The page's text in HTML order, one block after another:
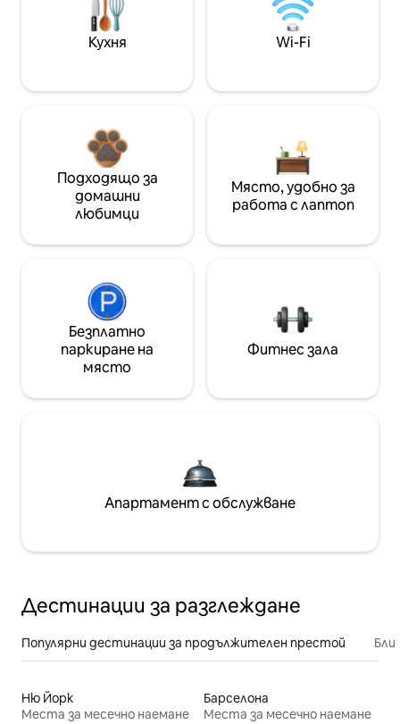
Кухня Wi-Fi
Подходящо за
домашни
любимци
Място, удобно за
работа с лаптоп
Безплатно
паркиране на
място
Фитнес зала
Апартамент с обслужване
Дестинации за разглеждане
Популярни дестинации за продължителен престой
Ню Йорк
Места за месечно наемане
Барселона
Места за месечно наемане